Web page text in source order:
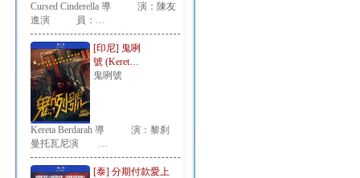
Cursed Cinderella 導 演：陳友
進演 員：…
[印尼] 鬼咧
號 (Keret…
鬼咧號
Kereta Berdarah 導 演：黎刹
曼托瓦尼演 …
[泰] 分期付款愛上